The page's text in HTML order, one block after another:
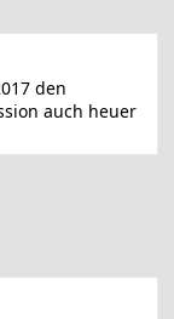
den
auch heuer